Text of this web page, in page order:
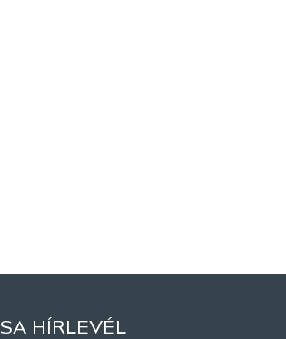
HÍRLEVÉL